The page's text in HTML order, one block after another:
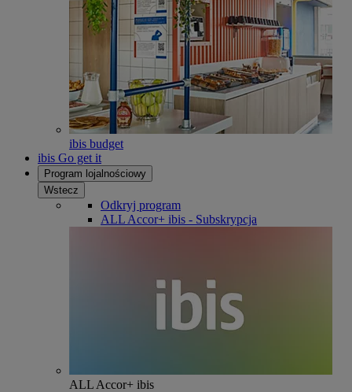
ibis budget
ibis Go get it
Program lojalnościowy
Wstecz
Odkryj program
ALL Accor+ ibis - Subskrypcja
ALL Accor+ ibis